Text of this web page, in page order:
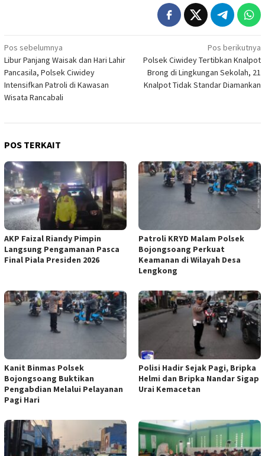
Navigasi
pos
Pos sebelumnya
Libur Panjang Waisak dan Hari Lahir
Pancasila, Polsek Ciwidey
Intensifkan Patroli di Kawasan
Wisata Rancabali
Pos berikutnya
Polsek Ciwidey Tertibkan Knalpot
Brong di Lingkungan Sekolah, 21
Knalpot Tidak Standar Diamankan
POS TERKAIT
AKP Faizal Riandy Pimpin
Langsung Pengamanan Pasca
Final Piala Presiden 2026
Patroli KRYD Malam Polsek
Bojongsoang Perkuat
Keamanan di Wilayah Desa
Lengkong
Kanit Binmas Polsek
Bojongsoang Buktikan
Pengabdian Melalui Pelayanan
Pagi Hari
Polisi Hadir Sejak Pagi, Bripka
Helmi dan Bripka Nandar Sigap
Urai Kemacetan